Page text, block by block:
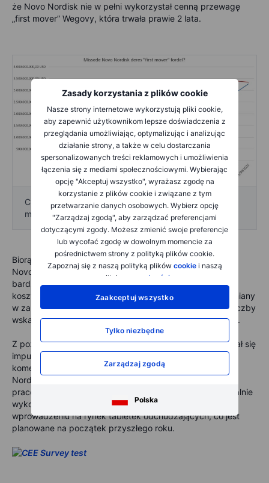
Zasady korzystania z plików cookie
Nasze strony internetowe wykorzystują pliki cookie,
aby zapewnić użytkownikom lepsze doświadczenia z
przeglądania umożliwiając, optymalizując i analizując
działanie strony, a także w celu dostarczania
spersonalizowanych treści reklamowych i umożliwienia
łączenia się z mediami społecznościowymi. Wybierając
opcję "Akceptuj wszystko", wyrażasz zgodę na
korzystanie z plików cookie i związane z tym
przetwarzanie danych osobowych. Wybierz opcję
"Zarządzaj zgodą", aby zarządzać preferencjami
dotyczącymi zgody. Możesz zmienić swoje preferencje
lub wycofać zgodę w dowolnym momencie za
pośrednictwem strony z polityką plików cookie.
Zapoznaj się z naszą polityką plików cookiei naszą
polityką
prywatności
Zaakceptuj wszystko
Tylko niezbędne
Zarządzaj zgodą
Polska
że Novo Nordisk nie w pełni wykorzystał cenną przewagę
„first mover” Wegovy, która trwała prawie 2 lata.
Czy Novo Nordisk stracił swoją przewagę "first
mover"? Źródło: Bloomberg, Saxo Bank
Biorąc pod uwagę te dane, jasno widać, że Lars Rebien i
Novo Nordisk dążą do tego, aby Novo Nordisk stało się
bardziej skoncentrowane na aspektach komercyjnych i
kosztowych. Chociaż liczne zwolnienia i ostatnie duże zmiany
w zarządzie mogą wydawać się drastyczne, powyższe liczby
wskazują, że zmiany były potrzebne od dłuższego czasu.
Z pozytywnego punktu widzenia, spadający kurs akcji stał się
impulsem do działania w kwestii kosztów i strategii
komercyjnej. Może to oznaczać, że w przyszłości Novo
Nordisk będzie w stanie zwiększyć swoje przychody na
pracownika bardziej niż Eli Lilly. Ponadto, firma może idealnie
wykorzystać potencjalną przewagę „first mover” przy
wprowadzeniu na rynek tabletek odchudzających, co jest
planowane na początek przyszłego roku.